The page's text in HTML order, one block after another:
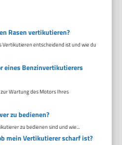
Rasen vertikutieren?
entscheidend ist und wie du
eines Benzinvertikutierers
Wartung des Motors Ihres
zu bedienen?
zu bedienen sind und wie...
mein Vertikutierer scharf ist?